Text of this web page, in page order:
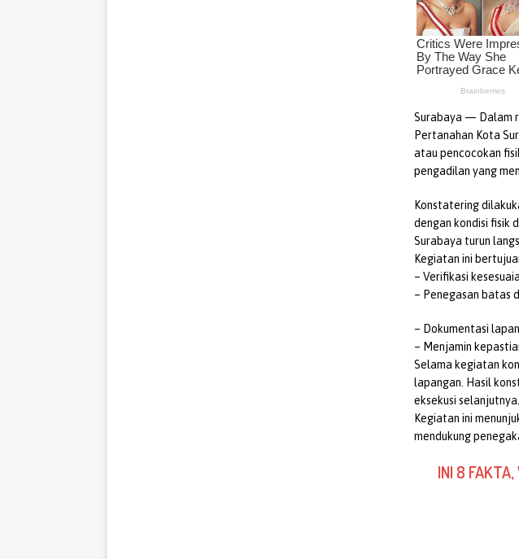
Surabaya — Dalam
Pertanahan Kota
atau pencocokan
pengadilan yang
Konstatering
dengan kondisi fisik
Surabaya turun
Kegiatan ini
– Verifikasi
– Penegasan batas
– Dokumentasi
– Menjamin
Selama kegiatan
lapangan. Hasil
eksekusi selanjutnya.
Kegiatan ini
mendukung
INI 8